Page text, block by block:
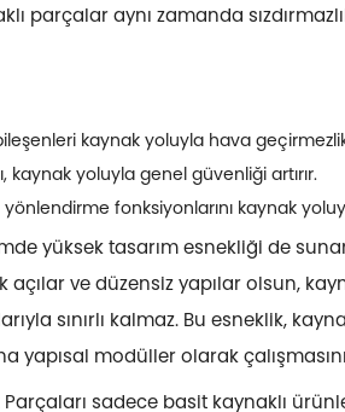
parçalar aynı zamanda
kaynak yoluyla hava geçirmezlik
yoluyla genel güvenliği artırır.
fonksiyonlarını kaynak
yüksek tasarım esnekliği de
açılar ve düzensiz yapılar olsun,
sınırlı kalmaz. Bu esneklik,
yapısal modüller olarak
sadece basit kaynaklı